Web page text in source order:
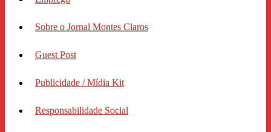
Sobre o Jornal Montes Claros
Guest Post
Publicidade / Mídia Kit
Responsabilidade Social